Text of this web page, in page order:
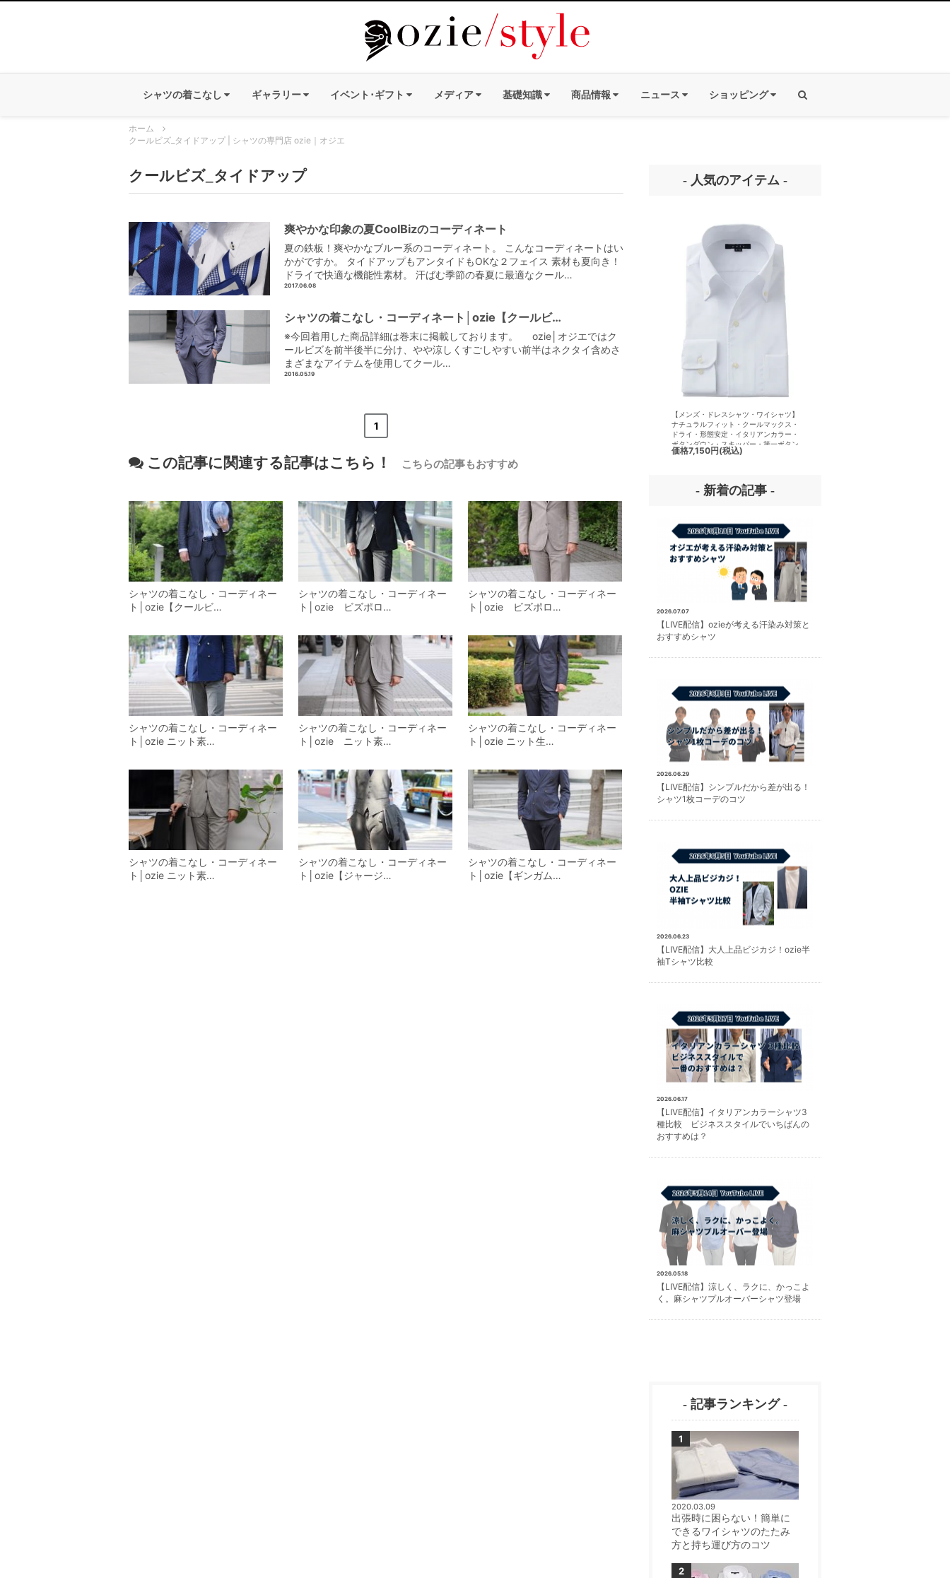
シャツの着こなし ギャラリー イベント･ギフト メディア 基礎知識 商品情報 ニュース ショッピング
ホーム
クールビズ_タイドアップ | シャツの専門店 ozie｜オジエ
クールビズ_タイドアップ
爽やかな印象の夏CoolBizのコーディネート
夏の鉄板！爽やかなブルー系のコーディネート。 こんなコーディネートはい
かがですか。 タイドアップもアンタイドもOKな２フェイス 素材も夏向き！
ドライで快適な機能性素材。 汗ばむ季節の春夏に最適なクール…
2017.06.08
シャツの着こなし・コーディネート│ozie【クールビ…
※今回着用した商品詳細は巻末に掲載しております。 ozie│オジエではク
ールビズを前半後半に分け、やや涼しくすごしやすい前半はネクタイ含めさ
まざまなアイテムを使用してクール…
2016.05.19
1
この記事に関連する記事はこちら！ こちらの記事もおすすめ
シャツの着こなし・コーディネー
ト│ozie【クールビ…
シャツの着こなし・コーディネー
ト│ozie ビズポロ…
シャツの着こなし・コーディネー
ト│ozie ビズポロ…
シャツの着こなし・コーディネー
ト│ozie ニット素…
シャツの着こなし・コーディネー
ト│ozie ニット素…
シャツの着こなし・コーディネー
ト│ozie ニット生…
シャツの着こなし・コーディネー
ト│ozie ニット素…
シャツの着こなし・コーディネー
ト│ozie【ジャージ…
シャツの着こなし・コーディネー
ト│ozie【ギンガム…
- 人気のアイテム -
【メンズ・ドレスシャツ・ワイシャツ】
ナチュラルフィット・クールマックス・
ドライ・形態安定・イタリアンカラー・
ボタンダウン・スキッパー・第一ボタン
無し
価格7,150円(税込)
- 新着の記事 -
2026.07.07
【LIVE配信】ozieが考える汗染み対策と
おすすめシャツ
2026.06.29
【LIVE配信】シンプルだから差が出る！
シャツ1枚コーデのコツ
2026.06.23
【LIVE配信】大人上品ビジカジ！ozie半
袖Tシャツ比較
2026.06.17
【LIVE配信】イタリアンカラーシャツ3
種比較 ビジネススタイルでいちばんの
おすすめは？
2026.05.18
【LIVE配信】涼しく、ラクに、かっこよ
く。麻シャツプルオーバーシャツ登場
- 記事ランキング -
2020.03.09
出張時に困らない！簡単に
できるワイシャツのたたみ
方と持ち運び方のコツ